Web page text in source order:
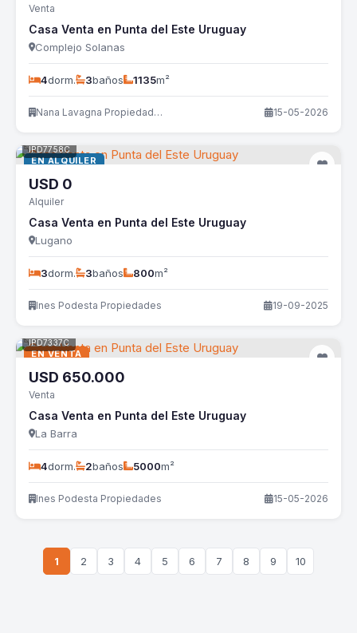
Venta
Casa Venta en Punta del Este Uruguay
Complejo Solanas
4dorm. 3baños 1135m²
Nana Lavagna Propiedades 15-05-2026
EN ALQUILER
IPD7758C
USD 0
Alquiler
Casa Venta en Punta del Este Uruguay
Lugano
3dorm. 3baños 800m²
Ines Podesta Propiedades 19-09-2025
EN VENTA
IPD7337C
USD 650.000
Venta
Casa Venta en Punta del Este Uruguay
La Barra
4dorm. 2baños 5000m²
Ines Podesta Propiedades 15-05-2026
1 2 3 4 5 6 7 8 9 10